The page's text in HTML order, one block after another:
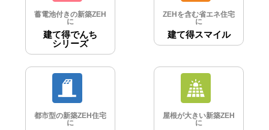
蓄電池付きの新築ZEH
に
建て得でんち
シリーズ
ZEHを含む省エネ住宅
に
建て得スマイル
都市型の新築ZEH住宅
に
屋根が大きい新築ZEH
に